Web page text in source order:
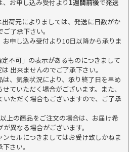
お申し込み受付より 1週間前後で発送
荷元によりましては、発送に日数がか
了承下さい。
申し込み受付より10日以降から承りま
定不可」の表示があるものにつきまして
出来ませんのでご了承下さい。
、気象状況により、承り終了日を早め
ていただく場合がございます。また、
いただく場合もございますので、ご了承
上の商品をご注文の場合は、お届け希
異なる場合がございます。
セルにつきましてはお受け致しかねま
さい。